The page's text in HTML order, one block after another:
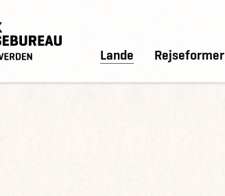
Lande Rejseformer